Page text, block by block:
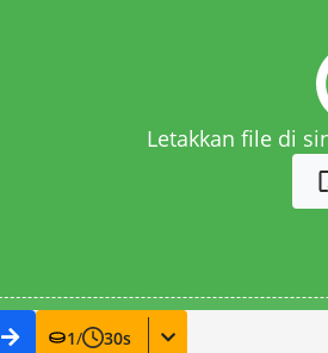
Letakkan file di
1/ 30s